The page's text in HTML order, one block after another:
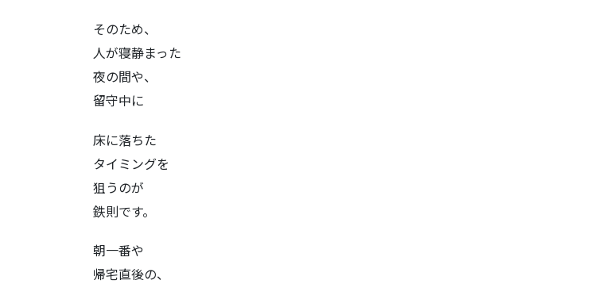
そのため、
人が寝静まった
夜の間や、
留守中に
床に落ちた
タイミングを
狙うのが
鉄則です。
朝一番や
帰宅直後の、